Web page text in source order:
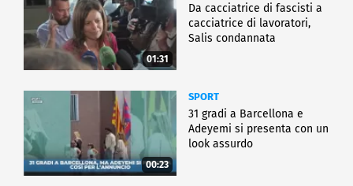
01:31
Da cacciatrice di fascisti a
cacciatrice di lavoratori,
Salis condannata
00:23
SPORT
31 gradi a Barcellona e
Adeyemi si presenta con un
look assurdo